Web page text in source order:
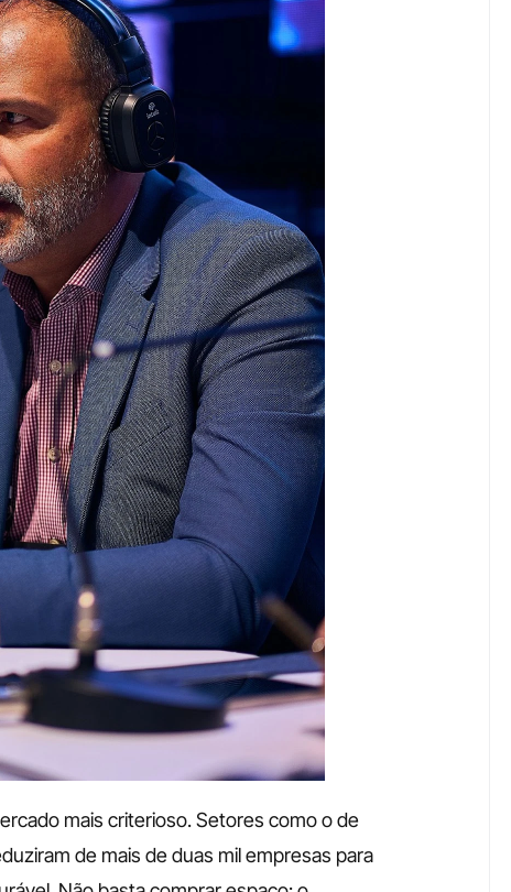
mais criterioso. Setores como o de
de mais de duas mil empresas para